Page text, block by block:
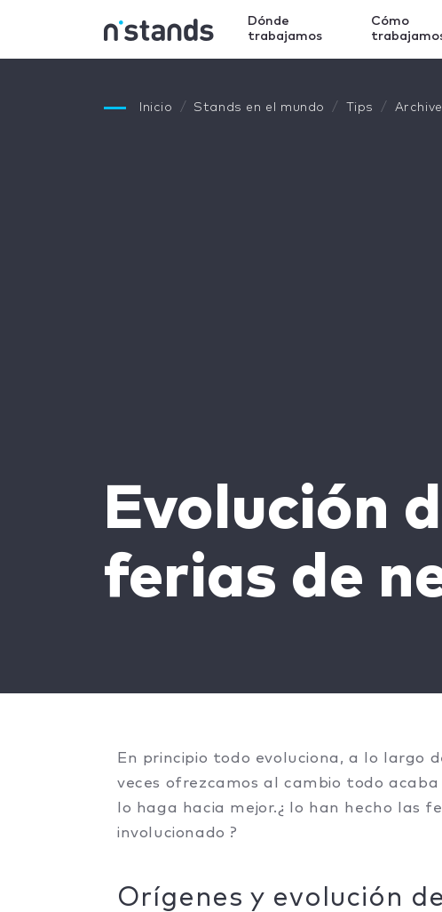
Dónde
trabajamos
Cómo
Inicio Stands en el mundo Tips Archive
Evolución
ferias de
En principio todo evoluciona, a lo largo
veces ofrezcamos al cambio todo
lo haga hacia mejor.¿ lo han hecho las
involucionado ?
Orígenes y evolución